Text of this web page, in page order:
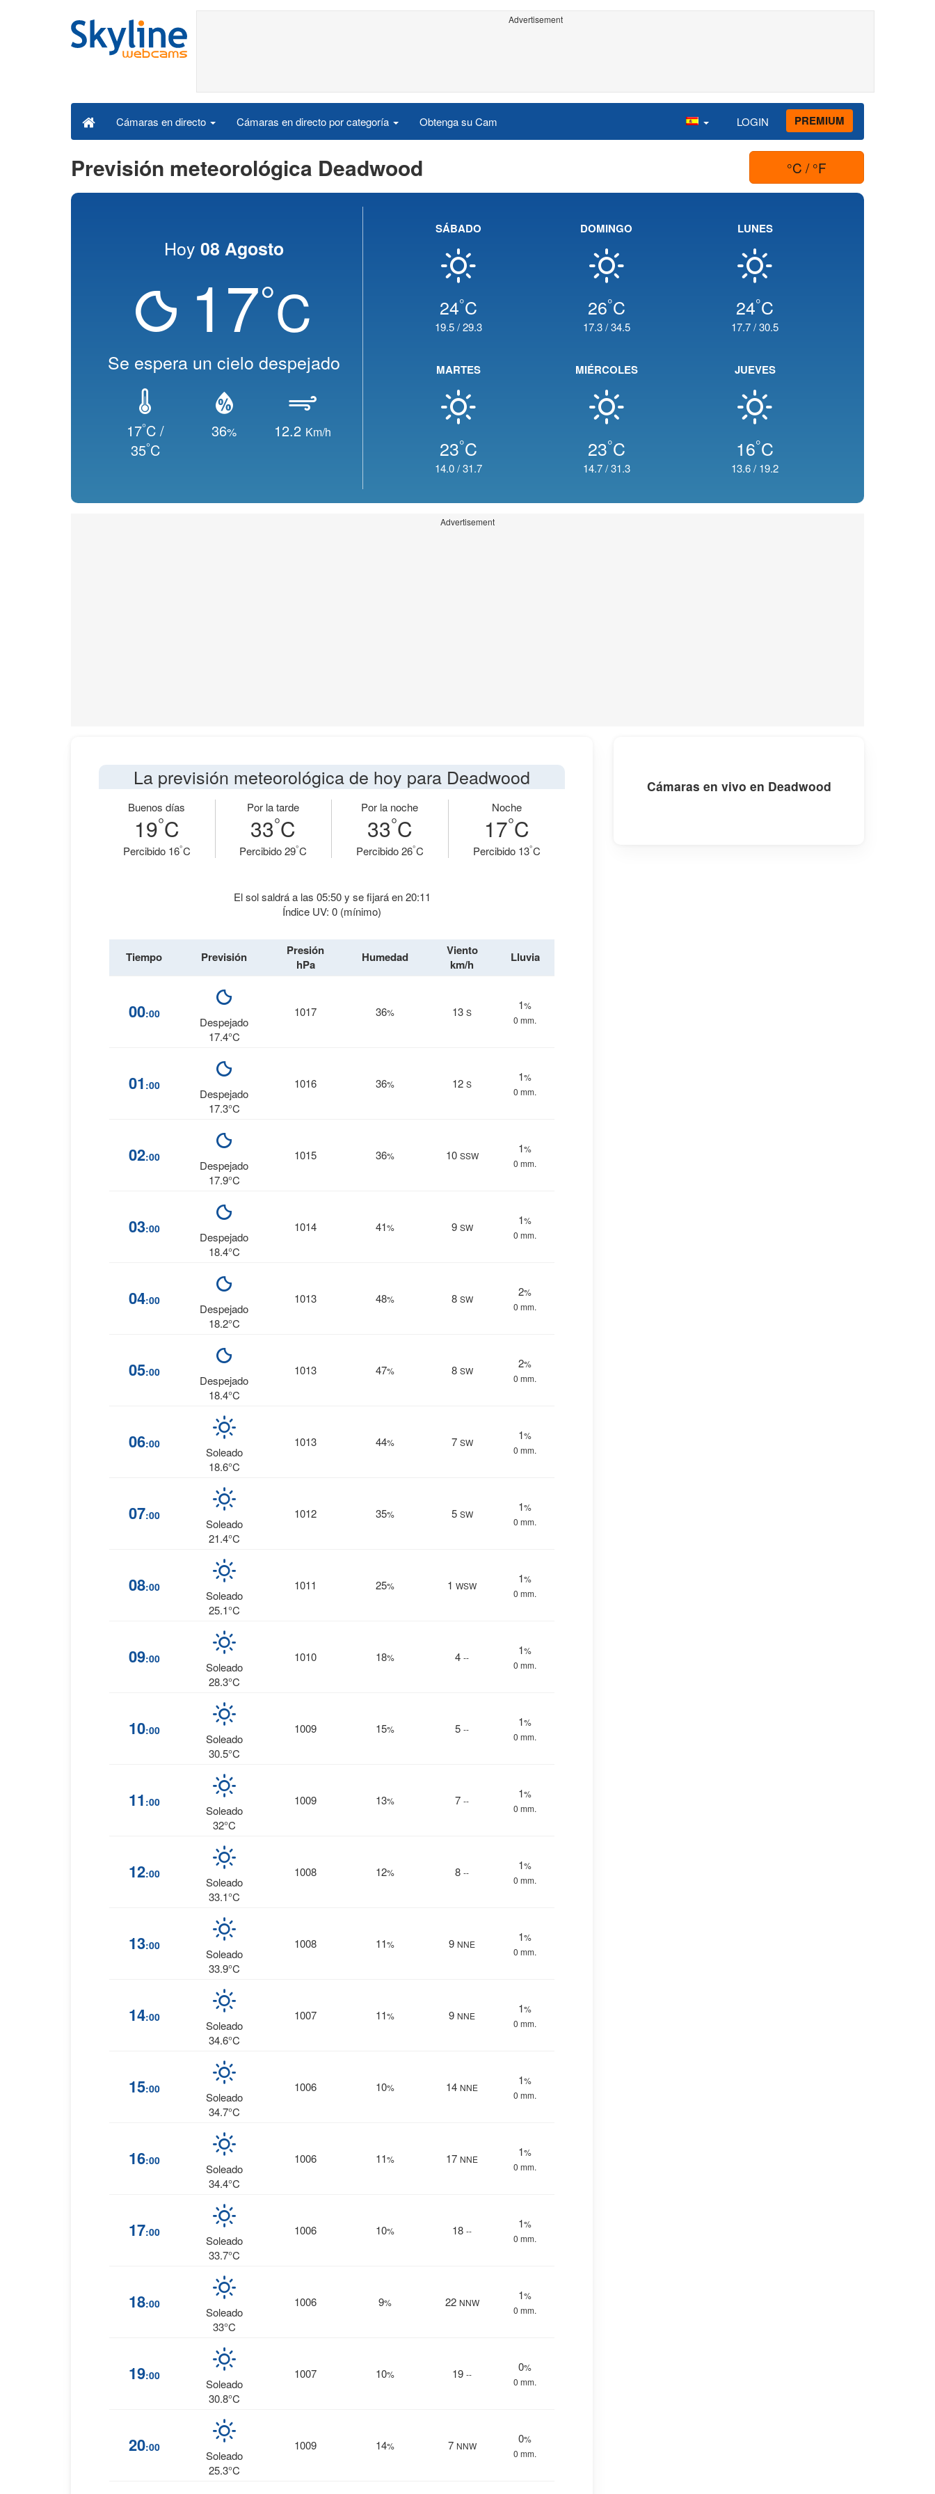
Advertisement
Cámaras en directo Cámaras en directo por categoría Obtenga su Cam LOGIN PREMIUM
Previsión meteorológica Deadwood °C / °F
Hoy 08 Agosto
17°C
Se espera un cielo despejado
17°C /
35°C
36% 12.2 Km/h
SÁBADO
24°C
19.5/29.3
DOMINGO
26°C
17.3/34.5
LUNES
24°C
17.7/30.5
MARTES
23°C
14.0/31.7
MIÉRCOLES
23°C
14.7/31.3
JUEVES
16°C
13.6/ 19.2
Advertisement
La previsión meteorológica de hoy para Deadwood
Buenos días
19°C
Percibido 16°C
Por la tarde
33°C
Percibido 29°C
Por la noche
33°C
Percibido 26°C
Noche
17°C
Percibido 13°C
El sol saldrá a las 05:50 y se fijará en 20:11
Índice UV: 0 (mínimo)
Tiempo Previsión
Presión
hPa
Humedad
Viento
km/h
Lluvia
00:00
Despejado
17.4°C
1017 36% 13 S
1%
0 mm.
01 :00
Despejado
17.3°C
1016 36% 12 S
1%
0 mm.
02:00
Despejado
17.9°C
1015 36% 10 SSW
1%
0 mm.
03:00
Despejado
18.4°C
1014 41% 9 SW
1%
0 mm.
04:00
Despejado
18.2°C
1013 48% 8 SW
2%
0 mm.
05:00
Despejado
18.4°C
1013 47% 8 SW
2%
0 mm.
06:00
Soleado
18.6°C
1013 44% 7 SW
1%
0 mm.
07:00
Soleado
21.4°C
1012 35% 5 SW
1%
0 mm.
08:00
Soleado
25.1°C
1011 25% 1 WSW
1%
0 mm.
09:00
Soleado
28.3°C
1010 18% 4 --
1%
0 mm.
10:00
Soleado
30.5°C
1009 15% 5 --
1%
0 mm.
11 :00
Soleado
32°C
1009 13% 7 --
1%
0 mm.
12:00
Soleado
33.1°C
1008 12% 8 --
1%
0 mm.
13:00
Soleado
33.9°C
1008 11% 9 NNE
1%
0 mm.
14:00
Soleado
34.6°C
1007 11% 9 NNE
1%
0 mm.
15:00
Soleado
34.7°C
1006 10% 14 NNE
1%
0 mm.
16:00
Soleado
34.4°C
1006 11% 17 NNE
1%
0 mm.
17:00
Soleado
33.7°C
1006 10% 18 --
1%
0 mm.
18:00
Soleado
33°C
1006 9% 22 NNW
1%
0 mm.
19:00
Soleado
30.8°C
1007 10% 19 --
0%
0 mm.
20:00
Soleado
25.3°C
1009 14% 7 NNW
0%
0 mm.
Cámaras en vivo en Deadwood